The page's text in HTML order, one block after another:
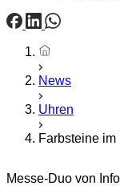
Startseite
News
Uhren
Farbsteine
Messe-Duo von